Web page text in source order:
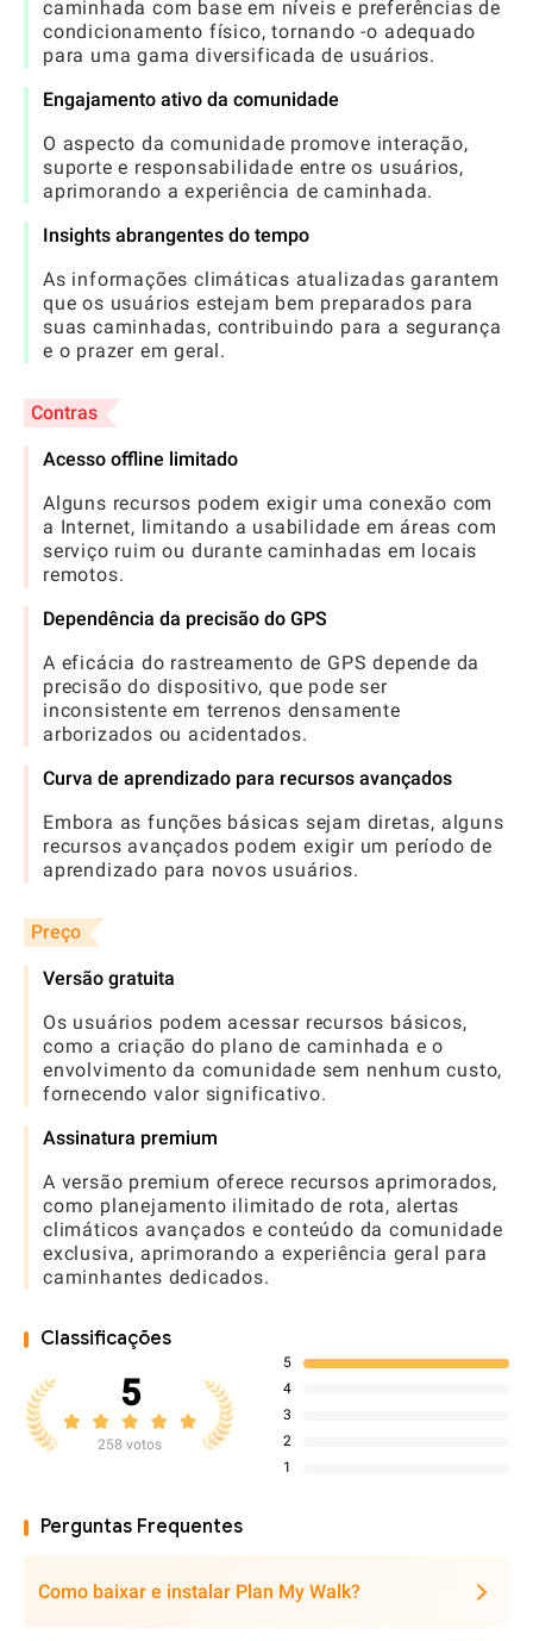
caminhada com base em níveis e preferências de
condicionamento físico, tornando -o adequado
para uma gama diversificada de usuários.
Engajamento ativo da comunidade
O aspecto da comunidade promove interação,
suporte e responsabilidade entre os usuários,
aprimorando a experiência de caminhada.
Insights abrangentes do tempo
As informações climáticas atualizadas garantem
que os usuários estejam bem preparados para
suas caminhadas, contribuindo para a segurança
e o prazer em geral.
Contras
Acesso offline limitado
Alguns recursos podem exigir uma conexão com
a Internet, limitando a usabilidade em áreas com
serviço ruim ou durante caminhadas em locais
remotos.
Dependência da precisão do GPS
A eficácia do rastreamento de GPS depende da
precisão do dispositivo, que pode ser
inconsistente em terrenos densamente
arborizados ou acidentados.
Curva de aprendizado para recursos avançados
Embora as funções básicas sejam diretas, alguns
recursos avançados podem exigir um período de
aprendizado para novos usuários.
Preço
Versão gratuita
Os usuários podem acessar recursos básicos,
como a criação do plano de caminhada e o
envolvimento da comunidade sem nenhum custo,
fornecendo valor significativo.
Assinatura premium
A versão premium oferece recursos aprimorados,
como planejamento ilimitado de rota, alertas
climáticos avançados e conteúdo da comunidade
exclusiva, aprimorando a experiência geral para
caminhantes dedicados.
Classificações
5
258 votos
5
4
3
2
1
Perguntas Frequentes
Como baixar e instalar Plan My Walk?